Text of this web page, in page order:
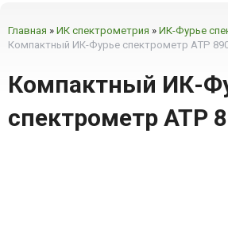
Главная » ИК спектрометрия » ИК-Фурье
Компактный ИК-Фурье спектрометр ATP
Компактный ИК-
спектрометр ATP